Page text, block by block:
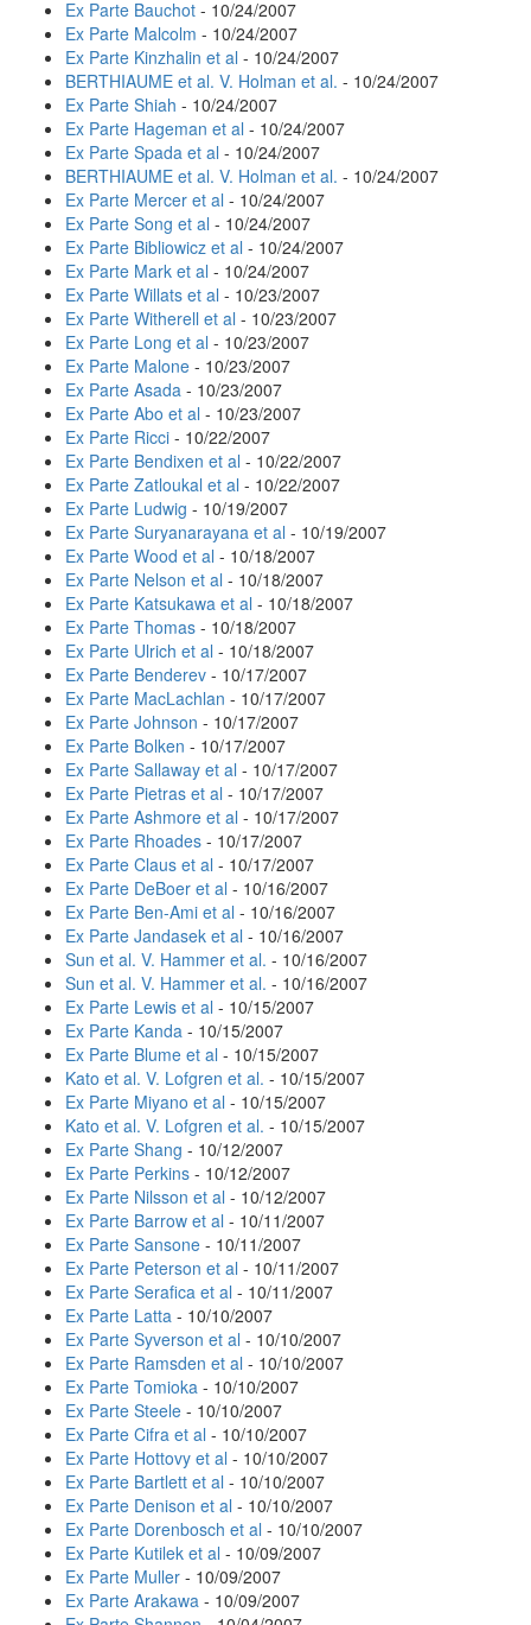
Ex Parte Bauchot - 10/24/2007
Ex Parte Malcolm - 10/24/2007
Ex Parte Kinzhalin et al - 10/24/2007
BERTHIAUME et al. V. Holman et al. - 10/24/2007
Ex Parte Shiah - 10/24/2007
Ex Parte Hageman et al - 10/24/2007
Ex Parte Spada et al - 10/24/2007
BERTHIAUME et al. V. Holman et al. - 10/24/2007
Ex Parte Mercer et al - 10/24/2007
Ex Parte Song et al - 10/24/2007
Ex Parte Bibliowicz et al - 10/24/2007
Ex Parte Mark et al - 10/24/2007
Ex Parte Willats et al - 10/23/2007
Ex Parte Witherell et al - 10/23/2007
Ex Parte Long et al - 10/23/2007
Ex Parte Malone - 10/23/2007
Ex Parte Asada - 10/23/2007
Ex Parte Abo et al - 10/23/2007
Ex Parte Ricci - 10/22/2007
Ex Parte Bendixen et al - 10/22/2007
Ex Parte Zatloukal et al - 10/22/2007
Ex Parte Ludwig - 10/19/2007
Ex Parte Suryanarayana et al - 10/19/2007
Ex Parte Wood et al - 10/18/2007
Ex Parte Nelson et al - 10/18/2007
Ex Parte Katsukawa et al - 10/18/2007
Ex Parte Thomas - 10/18/2007
Ex Parte Ulrich et al - 10/18/2007
Ex Parte Benderev - 10/17/2007
Ex Parte MacLachlan - 10/17/2007
Ex Parte Johnson - 10/17/2007
Ex Parte Bolken - 10/17/2007
Ex Parte Sallaway et al - 10/17/2007
Ex Parte Pietras et al - 10/17/2007
Ex Parte Ashmore et al - 10/17/2007
Ex Parte Rhoades - 10/17/2007
Ex Parte Claus et al - 10/17/2007
Ex Parte DeBoer et al - 10/16/2007
Ex Parte Ben-Ami et al - 10/16/2007
Ex Parte Jandasek et al - 10/16/2007
Sun et al. V. Hammer et al. - 10/16/2007
Sun et al. V. Hammer et al. - 10/16/2007
Ex Parte Lewis et al - 10/15/2007
Ex Parte Kanda - 10/15/2007
Ex Parte Blume et al - 10/15/2007
Kato et al. V. Lofgren et al. - 10/15/2007
Ex Parte Miyano et al - 10/15/2007
Kato et al. V. Lofgren et al. - 10/15/2007
Ex Parte Shang - 10/12/2007
Ex Parte Perkins - 10/12/2007
Ex Parte Nilsson et al - 10/12/2007
Ex Parte Barrow et al - 10/11/2007
Ex Parte Sansone - 10/11/2007
Ex Parte Peterson et al - 10/11/2007
Ex Parte Serafica et al - 10/11/2007
Ex Parte Latta - 10/10/2007
Ex Parte Syverson et al - 10/10/2007
Ex Parte Ramsden et al - 10/10/2007
Ex Parte Tomioka - 10/10/2007
Ex Parte Steele - 10/10/2007
Ex Parte Cifra et al - 10/10/2007
Ex Parte Hottovy et al - 10/10/2007
Ex Parte Bartlett et al - 10/10/2007
Ex Parte Denison et al - 10/10/2007
Ex Parte Dorenbosch et al - 10/10/2007
Ex Parte Kutilek et al - 10/09/2007
Ex Parte Muller - 10/09/2007
Ex Parte Arakawa - 10/09/2007